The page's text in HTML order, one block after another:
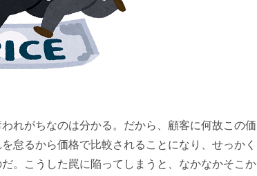
れがちなのは分かる。だから、顧客に何故この価
怠るから価格で比較されることになり、せっかく
。こうした罠に陥ってしまうと、なかなかそこか